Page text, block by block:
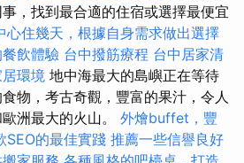
，找到最合適的住宿或選擇最便宜
心住幾天，根據自身需求做出選擇
飲體驗 台中撥筋療程 台中居家清
環境 地中海最大的島嶼正在等待
物，考古奇觀，豐富的果汁，令人
洲最大的火山。 外燴buffet，豐
SEO的最佳實踐 推薦一些信譽良好